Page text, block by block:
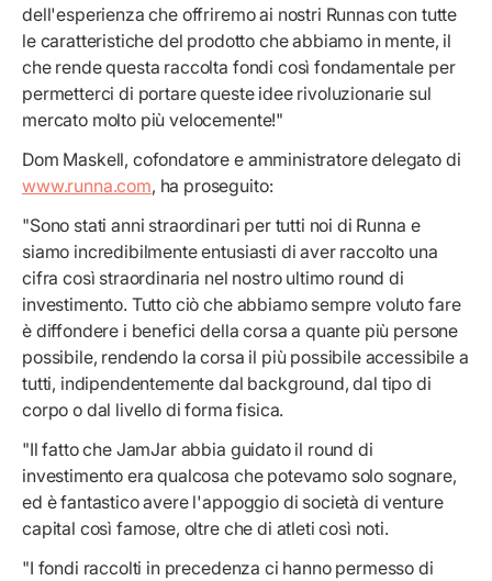
dell'esperienza che offriremo ai nostri Runnas con tutte
le caratteristiche del prodotto che abbiamo in mente, il
che rende questa raccolta fondi così fondamentale per
permetterci di portare queste idee rivoluzionarie sul
mercato molto più velocemente!"
Dom Maskell, cofondatore e amministratore delegato di
www.runna.com, ha proseguito:
"Sono stati anni straordinari per tutti noi di Runna e
siamo incredibilmente entusiasti di aver raccolto una
cifra così straordinaria nel nostro ultimo round di
investimento. Tutto ciò che abbiamo sempre voluto fare
è diffondere i benefici della corsa a quante più persone
possibile, rendendo la corsa il più possibile accessibile a
tutti, indipendentemente dal background, dal tipo di
corpo o dal livello di forma fisica.
"Il fatto che JamJar abbia guidato il round di
investimento era qualcosa che potevamo solo sognare,
ed è fantastico avere l'appoggio di società di venture
capital così famose, oltre che di atleti così noti.
"I fondi raccolti in precedenza ci hanno permesso di